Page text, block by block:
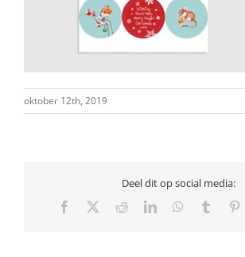
oktober 12th, 2019
Deel dit op social media:
Facebook RedditLinkedInWhatsApp
Tumblr